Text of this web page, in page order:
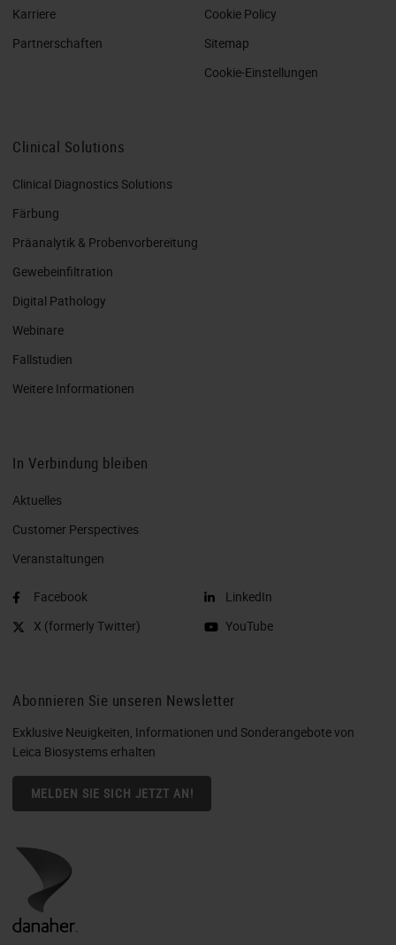
Karriere
Partnerschaften
Cookie Policy
Sitemap
Cookie-Einstellungen
Clinical Solutions
Clinical Diagnostics Solutions
Färbung
Präanalytik & Probenvorbereitung
Gewebeinfiltration
Digital Pathology
Webinare
Fallstudien
Weitere Informationen
In Verbindung bleiben
Aktuelles
Customer Perspectives​
Veranstaltungen
Facebook
X (formerly Twitter)
LinkedIn
YouTube
Abonnieren Sie unseren Newsletter
Exklusive Neuigkeiten, Informationen und Sonderangebote von
Leica Biosystems erhalten
MELDEN SIE SICH JETZT AN!